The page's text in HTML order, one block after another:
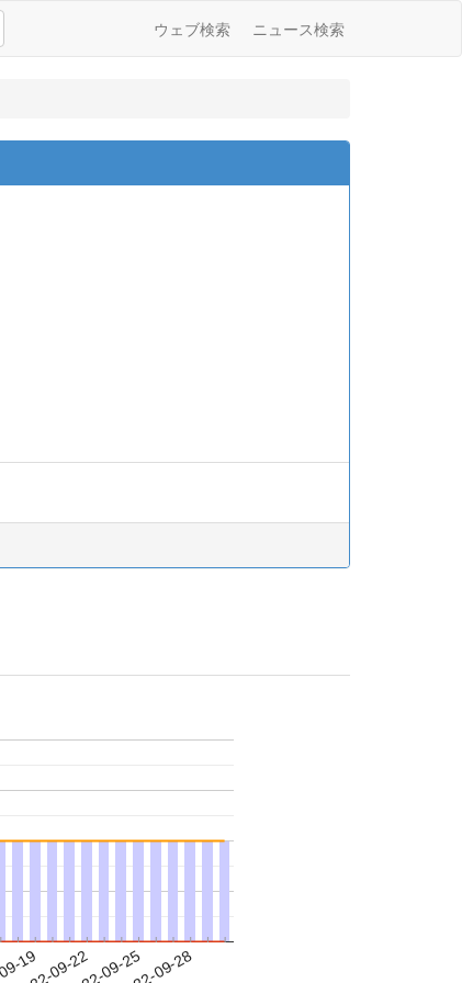
ウェブ検索 ニュース検索